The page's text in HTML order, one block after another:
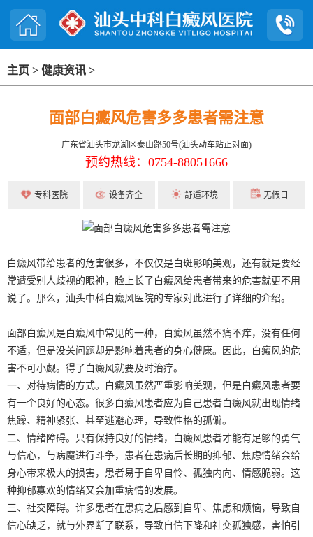
主页 > 健康资讯 >
面部白癜风危害多多患者需注意
广东省汕头市龙湖区泰山路50号(汕头动车站正对面)
预约热线：0754-88051666
专科医院 设备齐全 舒适环境 无假日
白癜风带给患者的危害很多，不仅仅是白斑影响美观，还有就是要经
常遭受别人歧视的眼神，脸上长了白癜风给患者带来的危害就更不用
说了。那么，汕头中科白癜风医院的专家对此进行了详细的介绍。
面部白癜风是白癜风中常见的一种，白癜风虽然不痛不痒，没有任何
不适，但是没关问题却是影响着患者的身心健康。因此，白癜风的危
害不可小觑。得了白癜风就要及时治疗。
一、对待病情的方式。白癜风虽然严重影响美观，但是白癜风患者要
有一个良好的心态。很多白癜风患者应为自己患者白癜风就出现情绪
焦躁、精神紧张、甚至逃避心理，导致性格的孤僻。
二、情绪障碍。只有保持良好的情绪，白癜风患者才能有足够的勇气
与信心，与病魔进行斗争，患者在患病后长期的抑郁、焦虑情绪会给
身心带来极大的损害，患者易于自卑自怜、孤独内向、情感脆弱。这
种抑郁寡欢的情绪又会加重病情的发展。
三、社交障碍。许多患者在患病之后感到自卑、焦虑和烦恼，导致自
信心缺乏，就与外界断了联系，导致自信下降和社交孤独感，害怕引